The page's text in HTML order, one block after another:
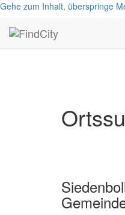
Gehe zum Inhalt, überspringe